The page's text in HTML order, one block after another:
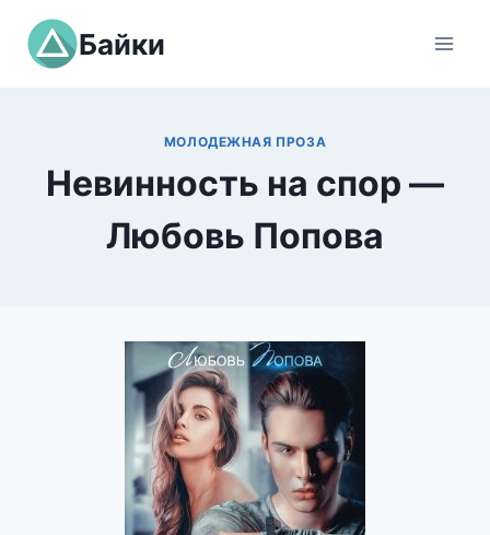
Перейти
содержимому
Байки
МОЛОДЕЖНАЯ ПРОЗА
Невинность на спор —
Любовь Попова